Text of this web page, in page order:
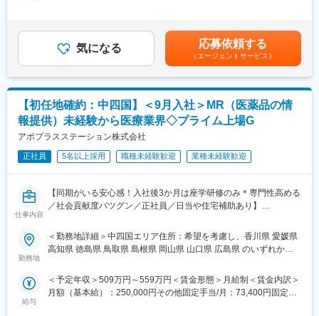
る報酬制度になっています。
■豊富なキャリアプランとサポート体制
志向性やその時の環境に応じて「１つの領域で専門性を高める」
「幅広い疾患をカバーできるオールラウンダーになる」「本社部
門（マネージャー、研修部門など）へのキャリアチェンジ」など
幅広いキャリアプランがあります。
また、同社マネージャーのほとんどは、MRからキャリアをチェン
ジしているメンバーです。担当マネージャーが定期的に面談を行
医師、薬剤師に課題解決するための医薬品情報を提供、副作用情
報を収集を行っていただきます。
《具体的には...》
■新薬のプロモーション
■長期収載品の市場拡大
■ジェネリック医薬品のプロモーション
※プロジェクトの状況によっては、選考保留（ご紹介できるプロジ
ェクトが出るまで保留）となる場合もございますのであらかじめ
ご認識の程よろしくお願いします※
■エリアを跨ぐ転勤なし：
初任地希望だけでなく、エリアを跨いでの転勤はないため、転勤
て、アサインを検討します。
会、自身の強みを活かしたPJ相談などが可能です。定期的な面談
を通じて、その時々に応じたプロジェクトを提示するなどフレキ
年間最大40万円※ただし支給条件有。賃金はあくまでも目安の金
額であり、選考を通じて上下する可能性があります。月給(月額)は
固定手当を含めた表記です。
気になる 応募依頼する
（エージェントサービス）
【初任地確約：中四国】＜9月入社＞MR（医薬品の情
報提供）未経験から医療業界◇プライム上場G
アポプラスステーション株式会社
正社員 5名以上採用 職種未経験歓迎 業種未経験歓迎
仕事内容
【同期がいる安心感！入社後3か月は座学研修のみ＊専門性高める
／社会貢献度バツグン／正社員／日当や住宅補助あり】
★本ポジションは、未経験から医療業界で活躍できます！
・医療を通じて社会に貢献したい
・内資系の安定企業で働きたい
という方にはおススメです！
勤務地
＜勤務地詳細＞中四国エリア住所：希望を考慮し、香川県 愛媛県
高知県 徳島県 鳥取県 島根県 岡山県 山口県 広島県 のいずれかに
定める事業所
給与
＜予定年収＞509万円～559万円＜賃金形態＞月給制＜賃金内訳＞
月額（基本給）：250,000円その他固定手当/月：73,400円固定残